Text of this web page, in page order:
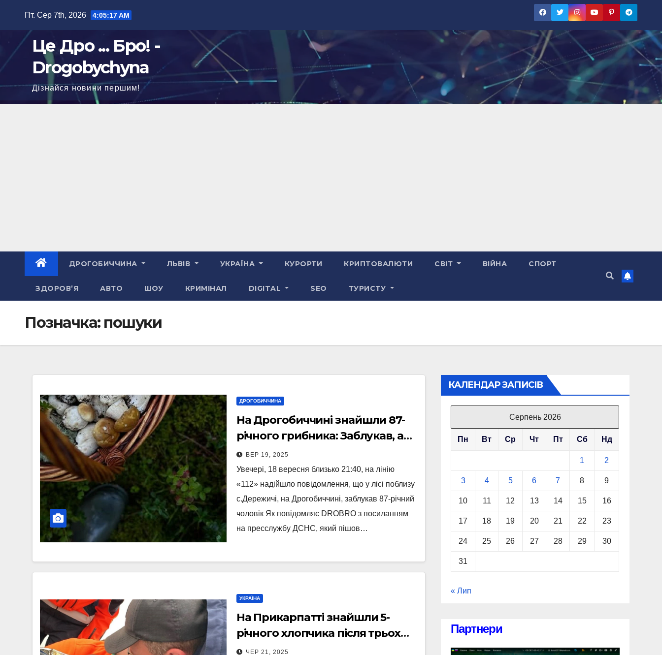
Пт. Сер 7th, 2026 4:05:18 AM
Це Дро ... Бро! -
Drogobychyna
Дізнайся новини першим!
ДРОГОБИЧЧИНА ЛЬВІВ УКРАЇНА КУРОРТИ КРИПТОВАЛЮТИ СВІТ ВІЙНА СПОРТ
ЗДОРОВ’Я АВТО ШОУ КРИМІНАЛ DIGITAL SEO ТУРИСТУ
Позначка: пошуки
ДРОГОБИЧЧИНА
На Дрогобиччині знайшли 87-
річного грибника: Заблукав, але
не залишився на самоті
ВЕР 19, 2025
Увечері, 18 вересня близько 21:40, на лінію
«112» надійшло повідомлення, що у лісі поблизу
с.Дережичі, на Дрогобиччині, заблукав 87-річний
чоловік Як повідомляє DROBRO з посиланням
на пресслужбу ДСНС, який пішов…
УКРАЇНА
На Прикарпатті знайшли 5-
річного хлопчика після трьох
діб пошуків (Фото, Відео)
ЧЕР 21, 2025
КАЛЕНДАР ЗАПИСІВ
Серпень 2026
Пн Вт Ср Чт Пт Сб Нд
1 2
3 4 5 6 7 8 9
10 11 12 13 14 15 16
17 18 19 20 21 22 23
24 25 26 27 28 29 30
31
« Лип
Партнери